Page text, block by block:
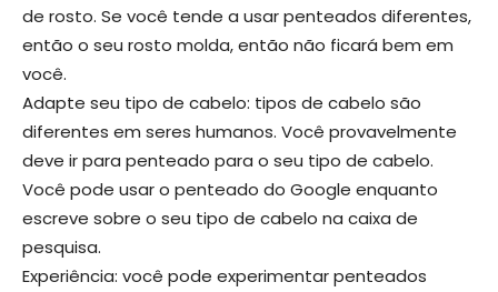
de rosto. Se você tende a usar penteados diferentes,
então o seu rosto molda, então não ficará bem em
você.
Adapte seu tipo de cabelo: tipos de cabelo são
diferentes em seres humanos. Você provavelmente
deve ir para penteado para o seu tipo de cabelo.
Você pode usar o penteado do Google enquanto
escreve sobre o seu tipo de cabelo na caixa de
pesquisa.
Experiência: você pode experimentar penteados